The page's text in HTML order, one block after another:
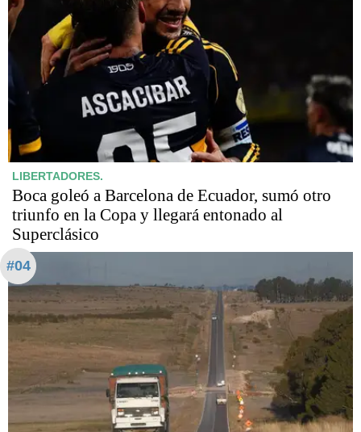
LIBERTADORES.
Boca goleó a Barcelona de Ecuador, sumó otro
triunfo en la Copa y llegará entonado al
Superclásico
#04